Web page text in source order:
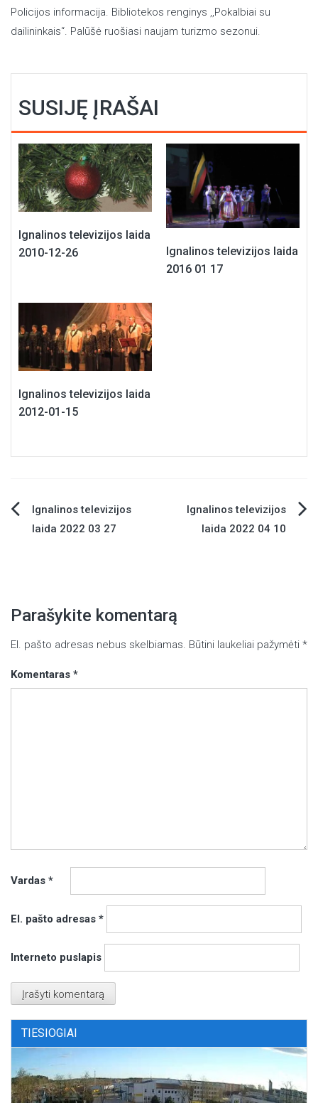
Policijos informacija. Bibliotekos renginys ,,Pokalbiai su
dailininkais“. Palūšė ruošiasi naujam turizmo sezonui.
SUSIJĘ ĮRAŠAI
Ignalinos televizijos laida
2010-12-26
Ignalinos televizijos laida
2016 01 17
Ignalinos televizijos laida
2012-01-15
Navigacija
Ignalinos televizijos
laida 2022 03 27
Ignalinos televizijos
laida 2022 04 10
Parašykite komentarą
El. pašto adresas nebus skelbiamas. Būtini laukeliai pažymėti *
Komentaras *
Vardas *
El. pašto adresas *
Interneto puslapis
TIESIOGIAI